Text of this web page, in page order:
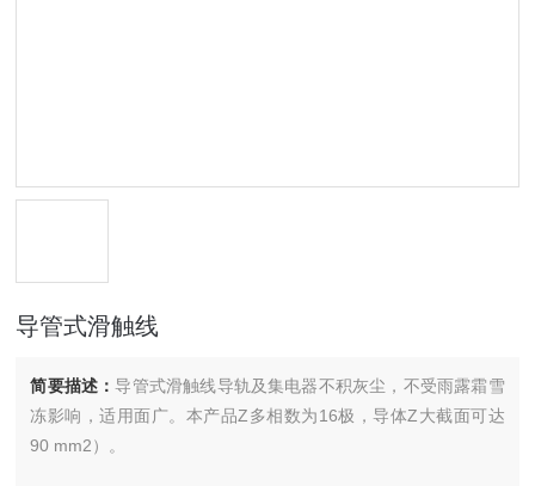
导管式滑触线
简要描述：导管式滑触线导轨及集电器不积灰尘，不受雨露霜雪
冻影响，适用面广。本产品Z多相数为16极，导体Z大截面可达
90 mm2）。